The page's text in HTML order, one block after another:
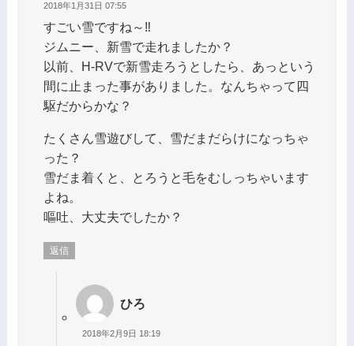
2018年1月31日 07:55
すごい雪ですね～‼️
ジムニー、新雪で走れましたか？
以前、H-RVで新雪走ろうとしたら、あっという
間に止まった事がありました。なんちゃって四
駆だからかな？
たくさん雪遊びして、雪だまだらけになっちゃ
った？
雪だま着くと、とろうと毛をむしっちゃいます
よね。
嘔吐、大丈夫でしたか？
返信
ひろ
2018年2月9日 18:19